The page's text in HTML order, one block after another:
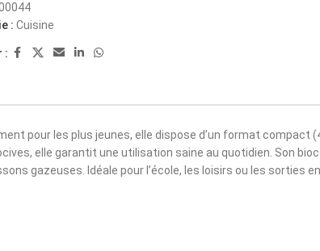
: Cuisine
:
pour les plus jeunes, elle dispose d’un format compact
elle garantit une utilisation saine au quotidien. Son
gazeuses. Idéale pour l’école, les loisirs ou les sorties